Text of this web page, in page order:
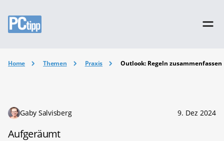
Home Themen Praxis Outlook: Regeln zusammenfassen
Gaby Salvisberg 9. Dez 2024
Aufgeräumt